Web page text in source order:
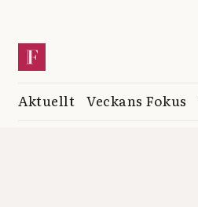
Aktuellt Veckans Fokus